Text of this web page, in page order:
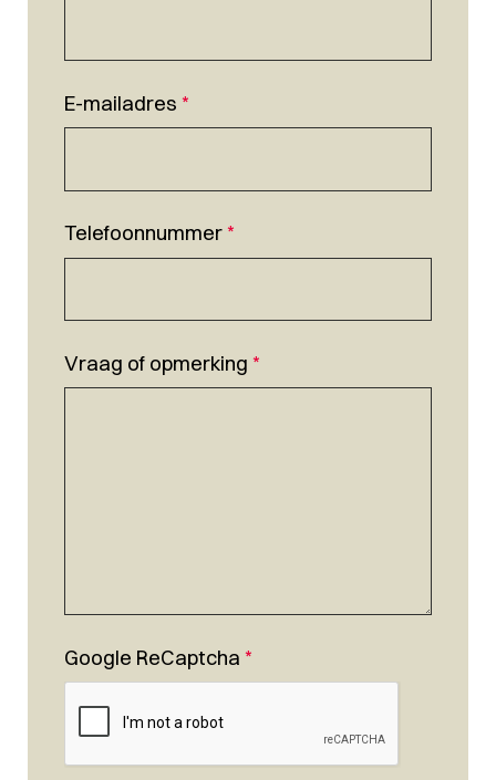
E-mailadres *
Telefoonnummer*
Vraag of opmerking *
Google ReCaptcha *